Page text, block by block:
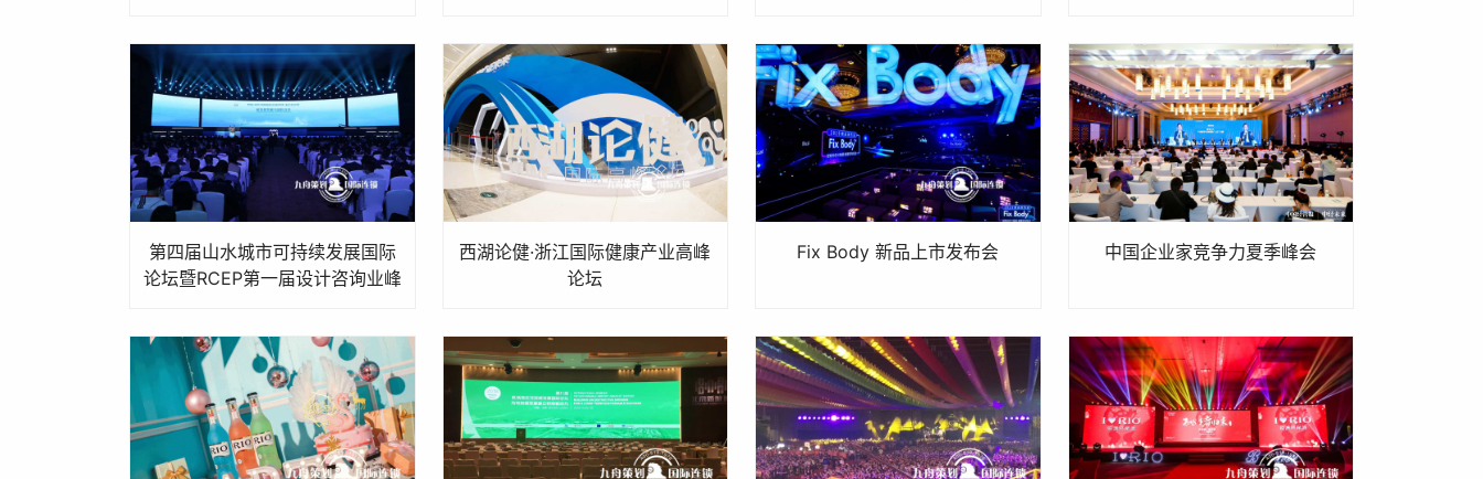
第四届山水城市可持续发展国际
论坛暨RCEP第一届设计咨询业峰
西湖论健·浙江国际健康产业高峰
论坛
Fix Body 新品上市发布会 中国企业家竞争力夏季峰会